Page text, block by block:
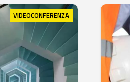
VIDEOCONFERENZA